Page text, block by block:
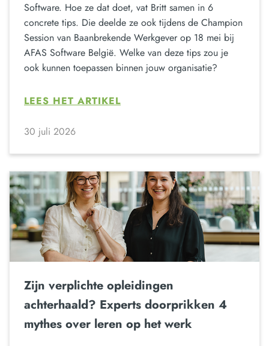
Software. Hoe ze dat doet, vat Britt samen in 6
concrete tips. Die deelde ze ook tijdens de Champion
Session van Baanbrekende Werkgever op 18 mei bij
AFAS Software België. Welke van deze tips zou je
ook kunnen toepassen binnen jouw organisatie?
LEES HET ARTIKEL
30 juli 2026
Zijn verplichte opleidingen
achterhaald? Experts doorprikken 4
mythes over leren op het werk